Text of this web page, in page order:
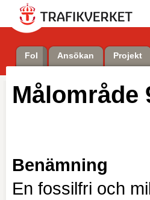
FoI Ansökan Projekt
Målområde
Benämning
En fossilfri och